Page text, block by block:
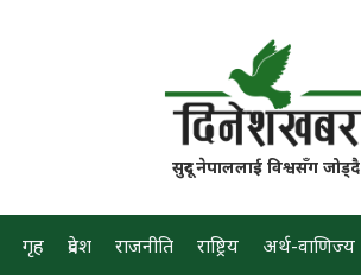
सुदूर नेपाललाई विश्वसँग जोड्दै
गृह प्रदेश राजनीति राष्ट्रिय अर्थ-वाणिज्य